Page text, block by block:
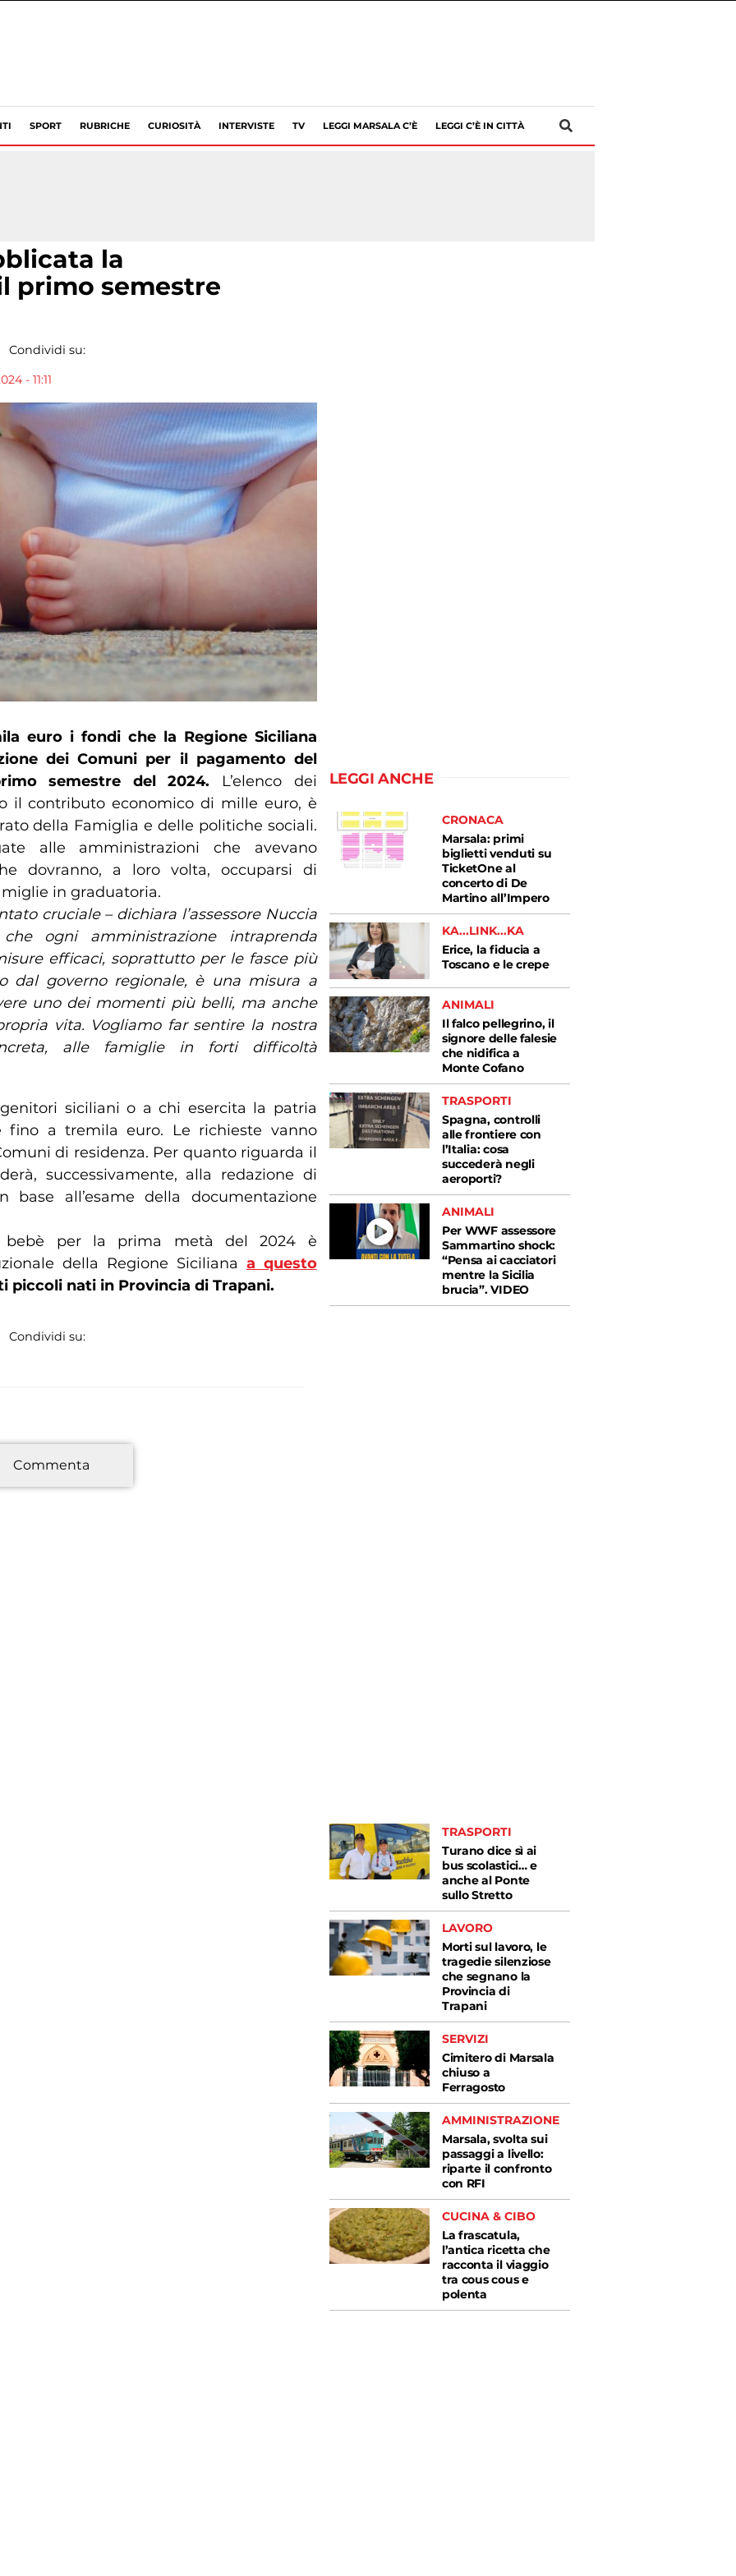
SPORT RUBRICHE CURIOSITÀ INTERVISTE TV LEGGI MARSALA C’È LEGGI C’È IN CITTÀ
la
primo semestre
Condividi su:
- 11:11
euro i fondi che la Regione Siciliana
dei Comuni per il pagamento del
semestre del 2024. L’elenco dei
il contributo economico di mille euro, è
della Famiglia e delle politiche sociali.
alle amministrazioni che avevano
dovranno, a loro volta, occuparsi di
in graduatoria.
cruciale – dichiara l’assessore Nuccia
ogni amministrazione intraprenda
efficaci, soprattutto per le fasce più
dal governo regionale, è una misura a
uno dei momenti più belli, ma anche
vita. Vogliamo far sentire la nostra
alle famiglie in forti difficoltà
siciliani o a chi esercita la patria
a tremila euro. Le richieste vanno
di residenza. Per quanto riguarda il
successivamente, alla redazione di
base all’esame della documentazione
bebè per la prima metà del 2024 è
della Regione Siciliana a questo
piccoli nati in Provincia di Trapani.
Condividi su:
Commenta
LEGGI ANCHE
CRONACA
Marsala: primi
biglietti venduti su
TicketOne al
concerto di De
Martino all’Impero
KA...LINK...KA
Erice, la fiducia a
Toscano e le crepe
ANIMALI
Il falco pellegrino, il
signore delle falesie
che nidifica a
Monte Cofano
TRASPORTI
Spagna, controlli
alle frontiere con
l’Italia: cosa
succederà negli
aeroporti?
ANIMALI
Per WWF assessore
Sammartino shock:
“Pensa ai cacciatori
mentre la Sicilia
brucia”. VIDEO
TRASPORTI
Turano dice sì ai
bus scolastici… e
anche al Ponte
sullo Stretto
LAVORO
Morti sul lavoro, le
tragedie silenziose
che segnano la
Provincia di
Trapani
SERVIZI
Cimitero di Marsala
chiuso a
Ferragosto
AMMINISTRAZIONE
Marsala, svolta sui
passaggi a livello:
riparte il confronto
con RFI
CUCINA & CIBO
La frascatula,
l’antica ricetta che
racconta il viaggio
tra cous cous e
polenta